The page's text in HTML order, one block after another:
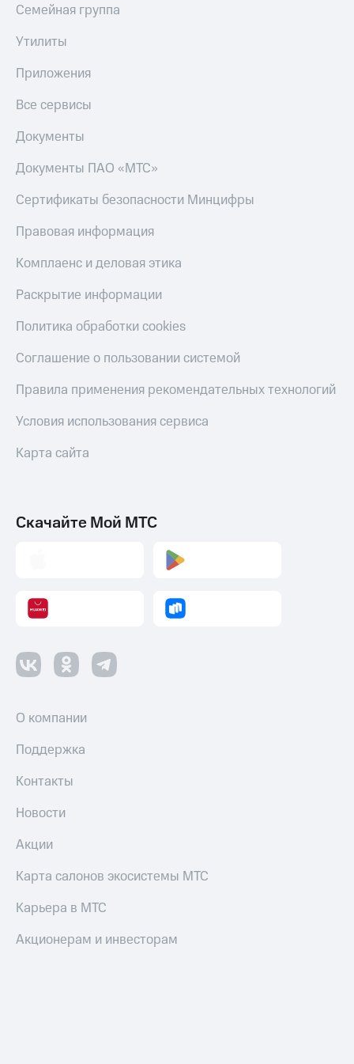
Семейная группа
Утилиты
Приложения
Все сервисы
Документы
Документы ПАО «МТС»
Сертификаты безопасности Минцифры
Правовая информация
Комплаенс и деловая этика
Раскрытие информации
Политика обработки cookies
Соглашение о пользовании системой
Правила применения рекомендательных технологий
Условия использования сервиса
Карта сайта
Скачайте Мой МТС
О компании
Поддержка
Контакты
Новости
Акции
Карта салонов экосистемы МТС
Карьера в МТС
Акционерам и инвесторам